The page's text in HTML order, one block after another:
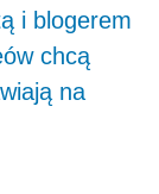
i blogerem
chcą
na